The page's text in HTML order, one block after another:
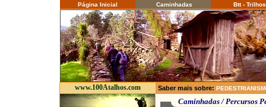
Página Inicial Caminhadas Btt - Trilhos
www.100Atalhos.com Saber mais sobre:
Caminhadas /